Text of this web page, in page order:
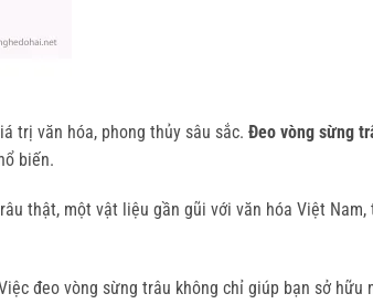
trị văn hóa, phong thủy sâu sắc. Đeo vòng sừng
biến.
thật, một vật liệu gần gũi với văn hóa Việt
đeo vòng sừng trâu không chỉ giúp bạn sở hữu